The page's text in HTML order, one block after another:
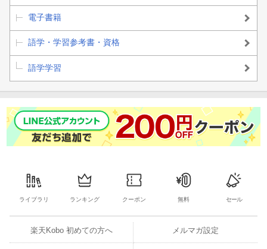
電子書籍
語学・学習参考書・資格
語学学習
ライブラリ ランキング クーポン 無料 セール
楽天Kobo 初めての方へ メルマガ設定